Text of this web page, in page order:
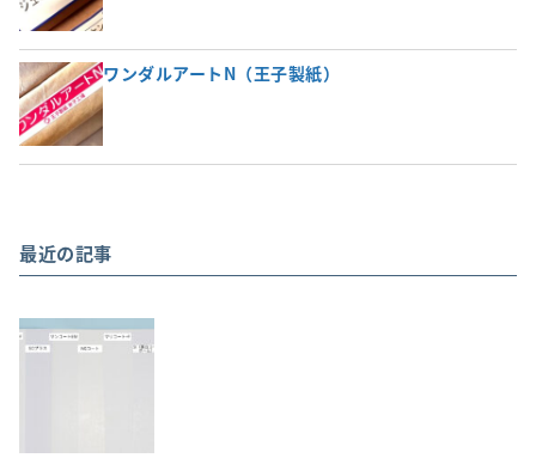
ワンダルアートN（王子製紙）
最近の記事